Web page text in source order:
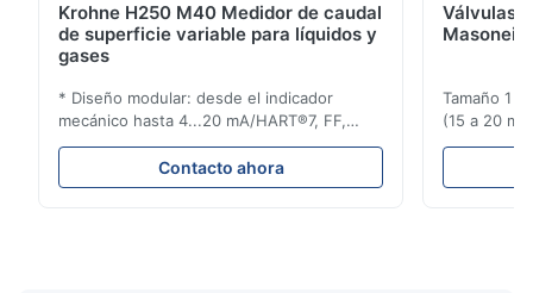
Krohne H250 M40 Medidor de caudal
de superficie variable para líquidos y
gases
* Diseño modular: desde el indicador
mecánico hasta 4...20 mA/HART®7, FF,
Profibus-PA y totalizador * Cualquier
posición de instalación: vertical, horizontal
o en tuberías descendentes * Flange:
Contacto ahora
Válvulas
Tamaño 1
(15 a 20
ensayo de